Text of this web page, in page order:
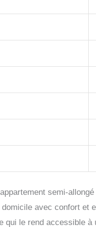
semi-
avec confort et
qui le rend accessible